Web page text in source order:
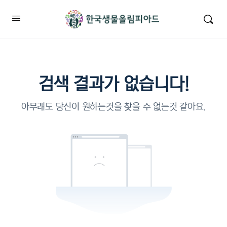
검색 결과가 없습니다!
아무래도 당신이 원하는것을 찾을 수 없는것 같아요.